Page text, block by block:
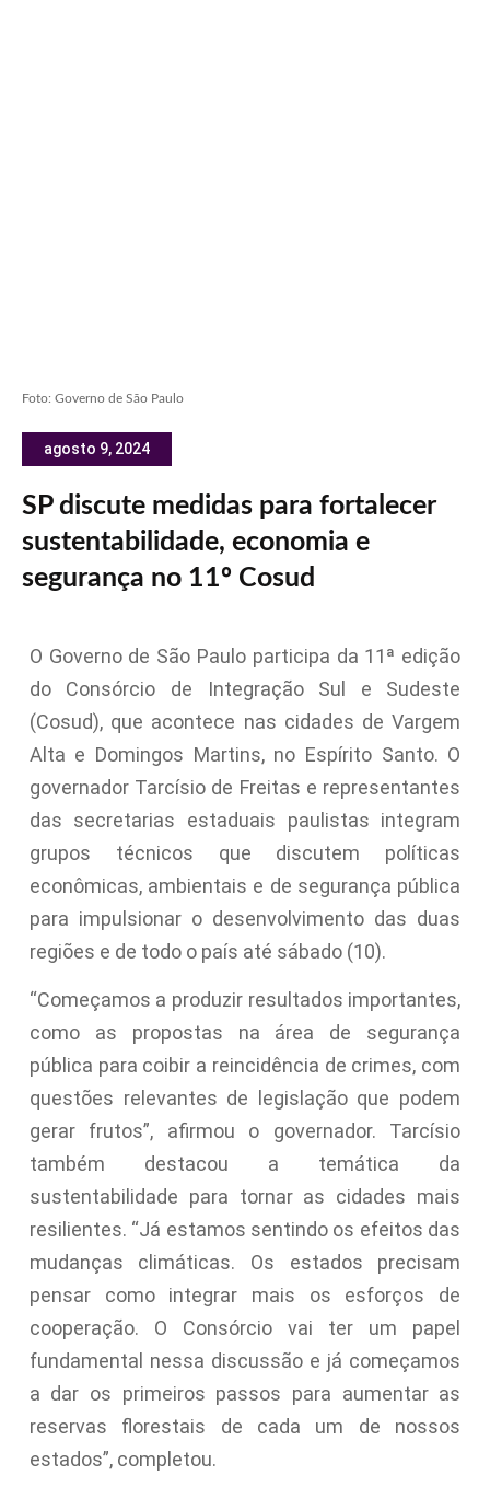
Foto: Governo de São Paulo
agosto 9, 2024
SP discute medidas para fortalecer
sustentabilidade, economia e
segurança no 11º Cosud
O Governo de São Paulo participa da 11ª edição
do Consórcio de Integração Sul e Sudeste
(Cosud), que acontece nas cidades de Vargem
Alta e Domingos Martins, no Espírito Santo. O
governador Tarcísio de Freitas e representantes
das secretarias estaduais paulistas integram
grupos técnicos que discutem políticas
econômicas, ambientais e de segurança pública
para impulsionar o desenvolvimento das duas
regiões e de todo o país até sábado (10).
“Começamos a produzir resultados importantes,
como as propostas na área de segurança
pública para coibir a reincidência de crimes, com
questões relevantes de legislação que podem
gerar frutos”, afirmou o governador. Tarcísio
também destacou a temática da
sustentabilidade para tornar as cidades mais
resilientes. “Já estamos sentindo os efeitos das
mudanças climáticas. Os estados precisam
pensar como integrar mais os esforços de
cooperação. O Consórcio vai ter um papel
fundamental nessa discussão e já começamos
a dar os primeiros passos para aumentar as
reservas florestais de cada um de nossos
estados”, completou.